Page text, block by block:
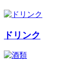
ドリンク